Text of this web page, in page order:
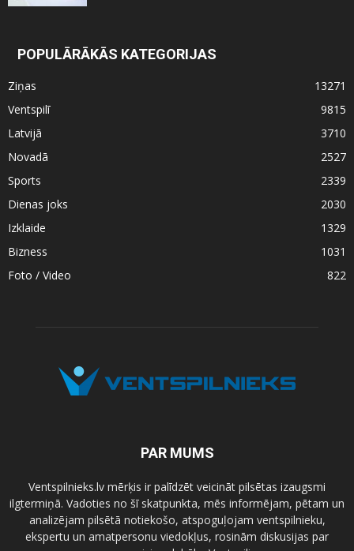
POPULĀRĀKĀS KATEGORIJAS
Ziņas
13271
Ventspilī
9815
Latvijā
3710
Novadā
2527
Sports
2339
Dienas joks
2030
Izklaide
1329
Bizness
1031
Foto / Video
822
PAR MUMS
Ventspilnieks.lv mērķis ir palīdzēt veicināt pilsētas izaugsmi
ilgtermiņā. Vadoties no šī skatpunkta, mēs informējam, pētam un
analizējam pilsētā notiekošo, atspoguļojam ventspilnieku,
ekspertu un amatpersonu viedokļus, rosinām diskusijas par